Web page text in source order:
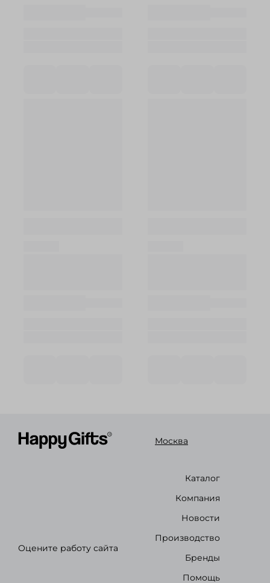
Оцените работу сайта
Москва
Каталог
Компания
Новости
Производство
Бренды
Помощь